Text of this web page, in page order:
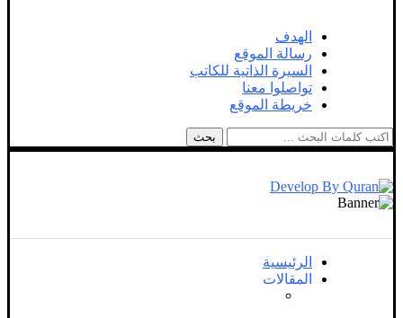
الهدف
رسالة الموقع
السيرة الذاتية للكاتب
تواصلوا معنا
خريطة الموقع
بحث
الرئيسية
المقالات